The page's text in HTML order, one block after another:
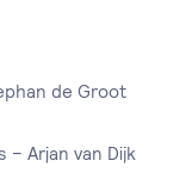
de Groot
– Arjan van Dijk